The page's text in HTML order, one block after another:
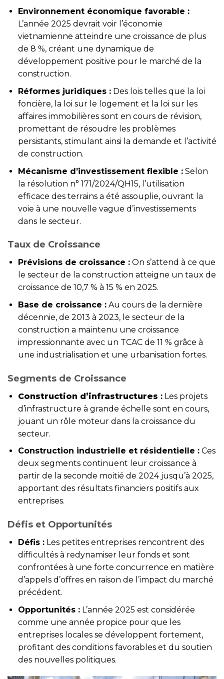
Environnement économique favorable :
L’année 2025 devrait voir l’économie
vietnamienne atteindre une croissance de plus
de 8 %, créant une dynamique de
développement positive pour le marché de la
construction.
Réformes juridiques :Des lois telles que la loi
foncière, la loi sur le logement et la loi sur les
affaires immobilières sont en cours de révision,
promettant de résoudre les problèmes
persistants, stimulant ainsi la demande et l’activité
de construction.
Mécanisme d’investissement flexible :Selon
la résolution n° 171/2024/QH15, l’utilisation
efficace des terrains a été assouplie, ouvrant la
voie à une nouvelle vague d’investissements
dans le secteur.
Taux de Croissance
Prévisions de croissance :On s’attend à ce que
le secteur de la construction atteigne un taux de
croissance de 10,7 % à 15 % en 2025.
Base de croissance :Au cours de la dernière
décennie, de 2013 à 2023, le secteur de la
construction a maintenu une croissance
impressionnante avec un TCAC de 11 % grâce à
une industrialisation et une urbanisation fortes.
Segments de Croissance
Construction d’infrastructures :Les projets
d’infrastructure à grande échelle sont en cours,
jouant un rôle moteur dans la croissance du
secteur.
Construction industrielle et résidentielle :Ces
deux segments continuent leur croissance à
partir de la seconde moitié de 2024 jusqu’à 2025,
apportant des résultats financiers positifs aux
entreprises.
Défis et Opportunités
Défis :Les petites entreprises rencontrent des
difficultés à redynamiser leur fonds et sont
confrontées à une forte concurrence en matière
d’appels d’offres en raison de l’impact du marché
précédent.
Opportunités :L’année 2025 est considérée
comme une année propice pour que les
entreprises locales se développent fortement,
profitant des conditions favorables et du soutien
des nouvelles politiques.